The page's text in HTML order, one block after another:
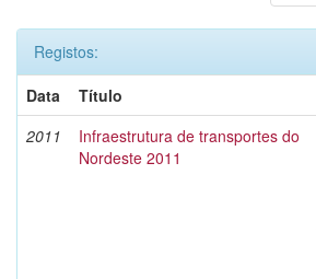
Registos:
Data
Título
2011
Infraestrutura de transportes do
Nordeste 2011